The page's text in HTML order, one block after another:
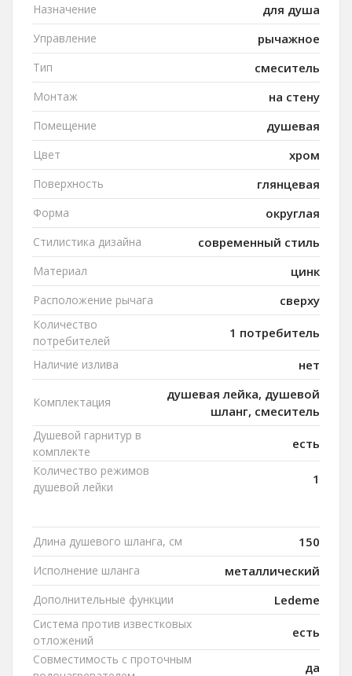
Назначение для душа
Управление рычажное
Тип смеситель
Монтаж на стену
Помещение душевая
Цвет хром
Поверхность глянцевая
Форма округлая
Стилистика дизайна современный стиль
Материал цинк
Расположение рычага сверху
Количество
потребителей
1 потребитель
Наличие излива нет
Комплектация
душевая лейка, душевой
шланг, смеситель
Душевой гарнитур в
комплекте
есть
Количество режимов
душевой лейки
1
Длина душевого шланга, см 150
Исполнение шланга металлический
Дополнительные функции Ledeme
Система против известковых
отложений
есть
Совместимость с проточным
да